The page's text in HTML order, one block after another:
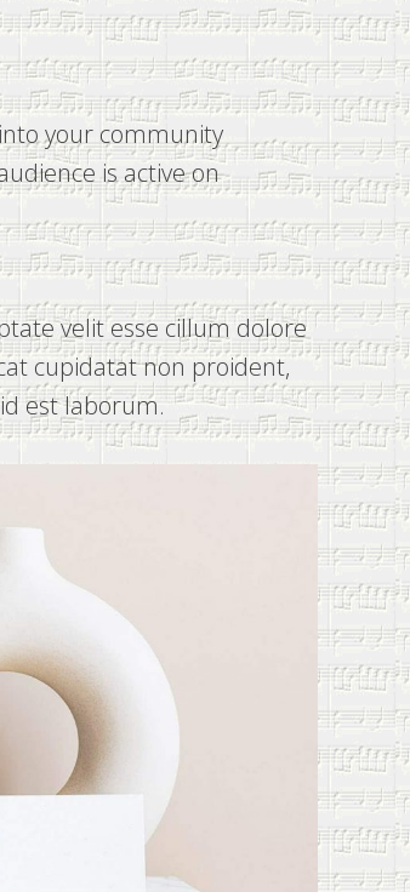
your community
is active on
velit esse cillum dolore
cupidatat non proident,
est laborum.